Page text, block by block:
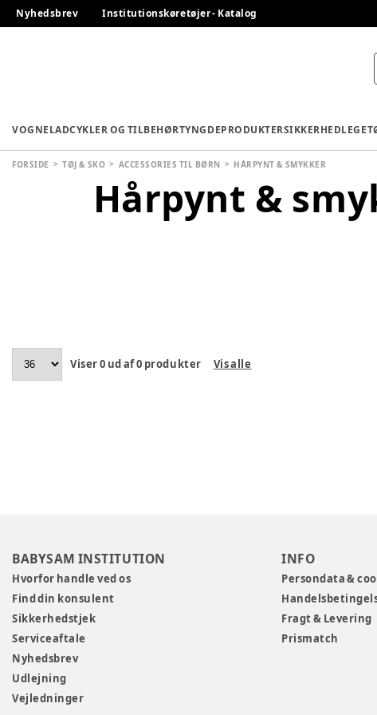
Nyhedsbrev Institutionskøretøjer - Katalog
VOGNELADCYKLER OG TILBEHØRTYNGDEPRODUKTERSIKKERHED
FORSIDE TØJ & SKO ACCESSORIES TIL BØRN HÅRPYNT & SMYKKER
Hårpynt &
Viser0 ud af0 produkter Vis alle
BABYSAM INSTITUTION
Hvorfor handle ved os
Find din konsulent
Sikkerhedstjek
Serviceaftale
Nyhedsbrev
Udlejning
Vejledninger
INFO
Persondata &
Fragt & Levering
Prismatch